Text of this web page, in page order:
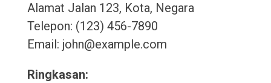
Alamat Jalan 123, Kota, Negara
Telepon: (123) 456-7890
Email: john@example.com
Ringkasan: